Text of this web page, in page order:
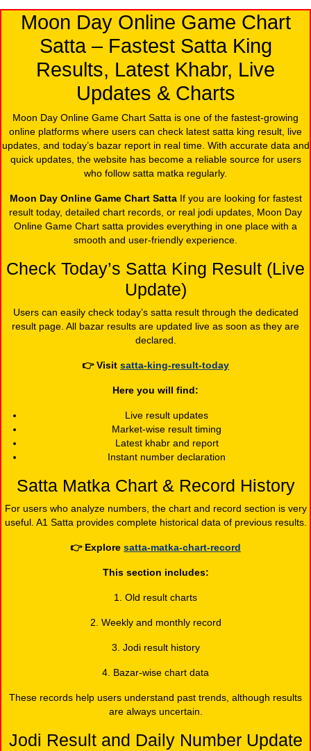
Moon Day Online Game Chart
Satta – Fastest Satta King
Results, Latest Khabr, Live
Updates & Charts
Moon Day Online Game Chart Satta is one of the fastest-growing
online platforms where users can check latest satta king result, live
updates, and today’s bazar report in real time. With accurate data and
quick updates, the website has become a reliable source for users
who follow satta matka regularly.
Moon Day Online Game Chart Satta If you are looking for fastest
result today, detailed chart records, or real jodi updates, Moon Day
Online Game Chart satta provides everything in one place with a
smooth and user-friendly experience.
Check Today’s Satta King Result (Live
Update)
Users can easily check today’s satta result through the dedicated
result page. All bazar results are updated live as soon as they are
declared.
👉Visit satta-king-result-today
Here you will find:
Live result updates
Market-wise result timing
Latest khabr and report
Instant number declaration
Satta Matka Chart & Record History
For users who analyze numbers, the chart and record section is very
useful. A1 Satta provides complete historical data of previous results.
👉 Explore satta-matka-chart-record
This section includes:
1. Old result charts
2. Weekly and monthly record
3. Jodi result history
4. Bazar-wise chart data
These records help users understand past trends, although results
are always uncertain.
Jodi Result and Daily Number Update